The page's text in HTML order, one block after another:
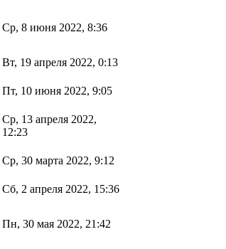
Ср, 8 июня 2022, 8:36
Вт, 19 апреля 2022, 0:13
Пт, 10 июня 2022, 9:05
Ср, 13 апреля 2022,
12:23
Ср, 30 марта 2022, 9:12
Сб, 2 апреля 2022, 15:36
Пн, 30 мая 2022, 21:42